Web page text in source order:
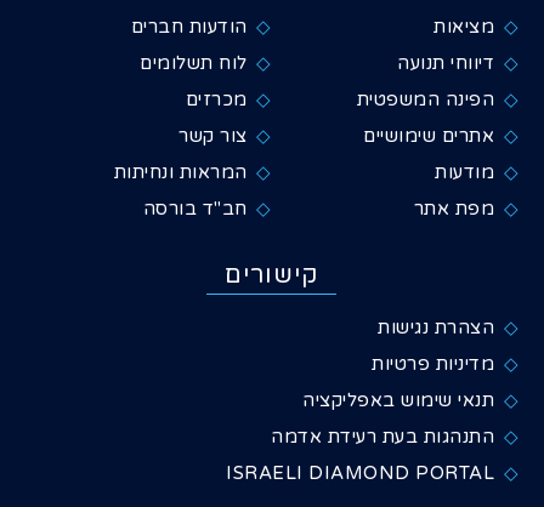
מציאות
הודעות חברים
דיווחי תנועה
לוח תשלומים
הפינה המשפטית
מכרזים
אתרים שימושיים
צור קשר
מודעות
המראות ונחיתות
מפת אתר
חב"ד בורסה
קישורים
הצהרת נגישות
מדיניות פרטיות
תנאי שימוש באפליקציה
התנהגות בעת רעידת אדמה
ISRAELI DIAMOND PORTAL